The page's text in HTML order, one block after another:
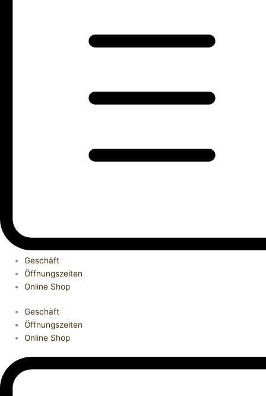
Geschäft
Öffnungszeiten
Online Shop
Geschäft
Öffnungszeiten
Online Shop